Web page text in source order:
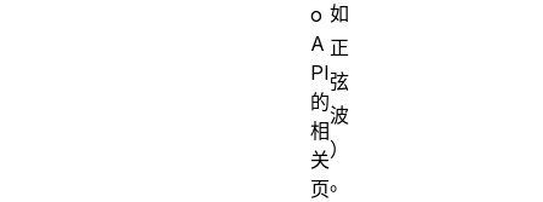
如
正
弦
波
）
。
o
A
PI
的
相
关
页